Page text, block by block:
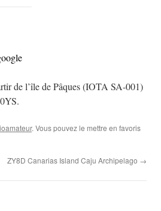
de l’île de Pâques (IOTA SA-001)
. Vous pouvez le mettre en favoris
ZY8D Canarias Island Caju Archipelago →